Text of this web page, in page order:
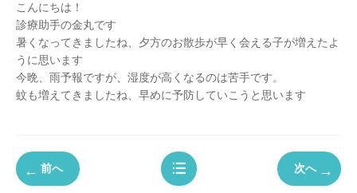
こんにちは！
診療助手の金丸です
暑くなってきましたね、夕方のお散歩が早く会える子が増えたよ
うに思います
今晩、雨予報ですが、湿度が高くなるのは苦手です。
蚊も増えてきましたね、早めに予防していこうと思います
前へ 次へ